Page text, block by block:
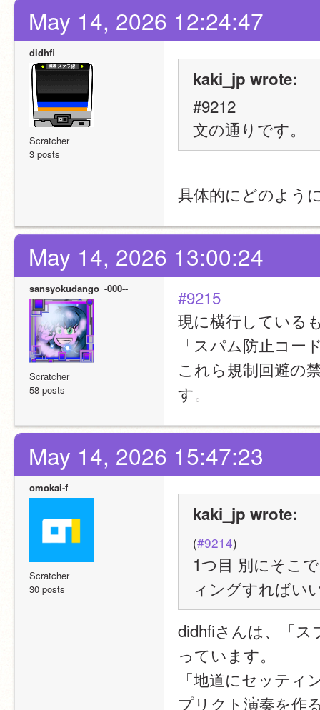
May 14, 2026 12:24:47
didhfi
Scratcher
3 posts
kaki_jp wrote:
#9212
文の通りです。
具体的にどのよう
May 14, 2026 13:00:24
sansyokudango_-000--
Scratcher
58 posts
#9215
現に横行している
「スパム防止コー
これら規制回避の
す。
May 14, 2026 15:47:23
omokai-f
Scratcher
30 posts
kaki_jp wrote:
(#9214)
1つ目 別にそこ
ィングすればい
didhfiさんは、「
っています。
「地道にセッテ
プリクト演奏を作